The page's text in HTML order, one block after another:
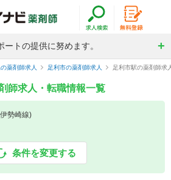
トの提供に努めます。
薬剤師求人 足利市の薬剤師求人 足利市駅の薬剤師求
師求人・転職情報一覧
勢崎線)
条件を変更する